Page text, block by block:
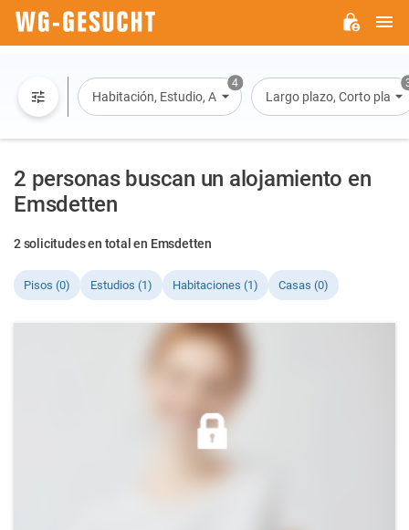
4
Habitación, Estudio, Apartamento, CasaLargo plazo, Corto
2 personas buscan un alojamiento en
Emsdetten
2 solicitudes en total en Emsdetten
Pisos (0) Estudios (1) Habitaciones (1) Casas (0)